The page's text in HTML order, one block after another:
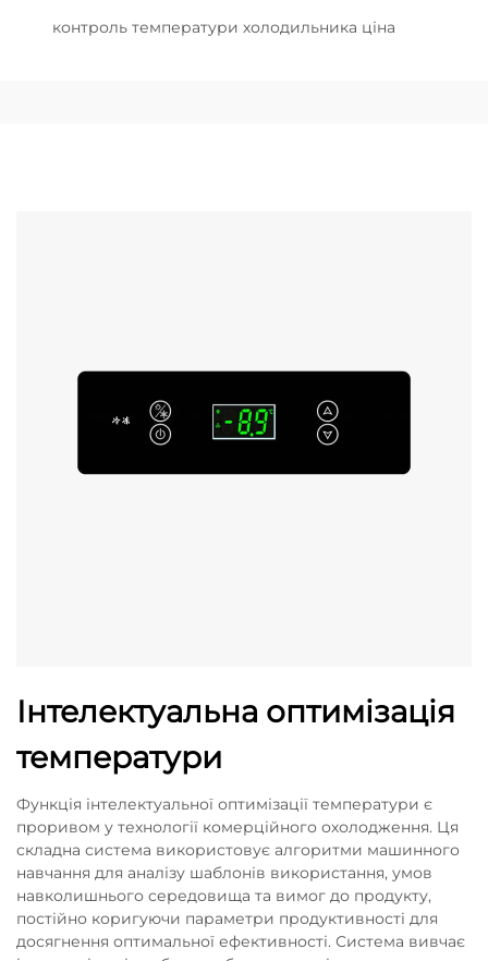
контроль температури холодильника ціна
Інтелектуальна оптимізація
температури
Функція інтелектуальної оптимізації температури є
проривом у технології комерційного охолодження. Ця
складна система використовує алгоритми машинного
навчання для аналізу шаблонів використання, умов
навколишнього середовища та вимог до продукту,
постійно коригуючи параметри продуктивності для
досягнення оптимальної ефективності. Система вивчає